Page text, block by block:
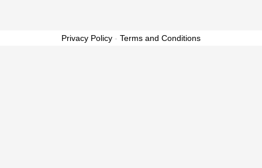
Privacy Policy - Terms and Conditions